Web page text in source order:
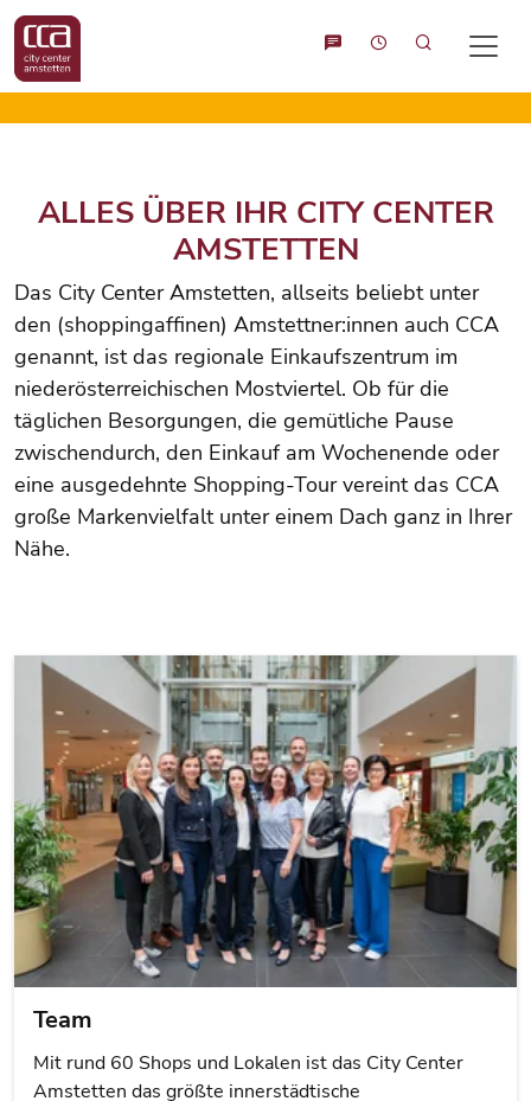
Suche
ALLES ÜBER IHR CITY CENTER
AMSTETTEN
Das City Center Amstetten, allseits beliebt unter
den (shoppingaffinen) Amstettner:innen auch CCA
genannt, ist das regionale Einkaufszentrum im
niederösterreichischen Mostviertel. Ob für die
täglichen Besorgungen, die gemütliche Pause
zwischendurch, den Einkauf am Wochenende oder
eine ausgedehnte Shopping-Tour vereint das CCA
große Markenvielfalt unter einem Dach ganz in Ihrer
Nähe.
Team
Mit rund 60 Shops und Lokalen ist das City Center
Amstetten das größte innerstädtische